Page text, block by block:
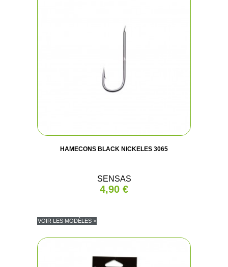
HAMECONS BLACK NICKELES 3065
SENSAS
4,90 €
VOIR LES MODÈLES >